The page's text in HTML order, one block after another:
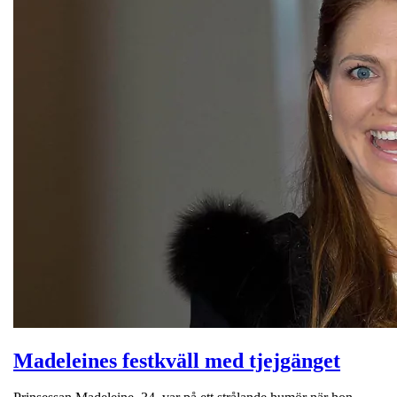
Madeleines festkväll med tjejgänget